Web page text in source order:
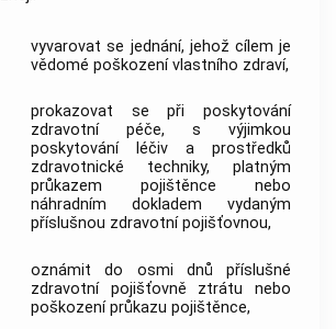
vyvarovat se jednání, jehož cílem je
vědomé poškození vlastního zdraví,
prokazovat se při poskytování
zdravotní péče, s výjimkou
poskytování léčiv a prostředků
zdravotnické techniky, platným
průkazem pojištěnce nebo
náhradním dokladem vydaným
příslušnou zdravotní pojišťovnou,
oznámit do osmi dnů příslušné
zdravotní pojišťovně ztrátu nebo
poškození průkazu pojištěnce,